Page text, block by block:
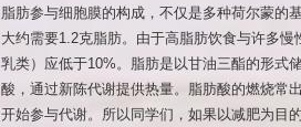
脂肪参与细胞膜的构成，不仅是多种荷尔蒙的
大约需要1.2克脂肪。由于高脂肪饮食与许多
乳类）应低于10%。脂肪是以甘油三酯的形式
酸，通过新陈代谢提供热量。脂肪酸的燃烧常
开始参与代谢。所以同学们，如果以减肥为目